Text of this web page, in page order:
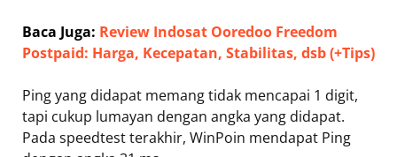
Baca Juga: Review Indosat Ooredoo Freedom
Postpaid: Harga, Kecepatan, Stabilitas, dsb (+Tips)
Ping yang didapat memang tidak mencapai 1 digit,
tapi cukup lumayan dengan angka yang didapat.
Pada speedtest terakhir, WinPoin mendapat Ping